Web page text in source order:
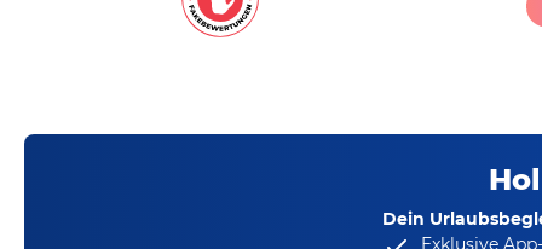
Dein
Exklusive